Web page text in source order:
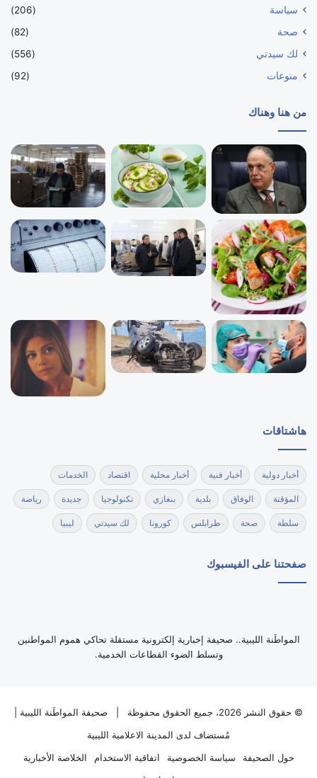
سياسة
(206)
صحة
(82)
لك سيدتي
(556)
منوعات
(92)
من هنا وهناك
هاشتاقات
أخبار دولية أخبار فنية أخبار محلية اقتصاد الخدمات
المؤقتة الوفاق بلدية بنغازي تكنولوجيا جديدة رياضة
سلطة صحة طرابلس كورونا لك سيدتي ليبيا
صفحتنا على الفيسبوك
‏المواطَنة الليبية.. صحيفة إخبارية إلكترونية مستقلة تحاكي هموم المواطنين
وتسلط الضوء القطاعات الخدمية.
© حقوق النشر 2026، جميع الحقوق محفوظة | صحيفة المواطَنة الليبية
مُستضاف لدى المدينة الاعلامية الليبية
حول الصحيفة
سياسة الخصوصية اتفاقية الاستخدام
الخلاصة الأخبارية